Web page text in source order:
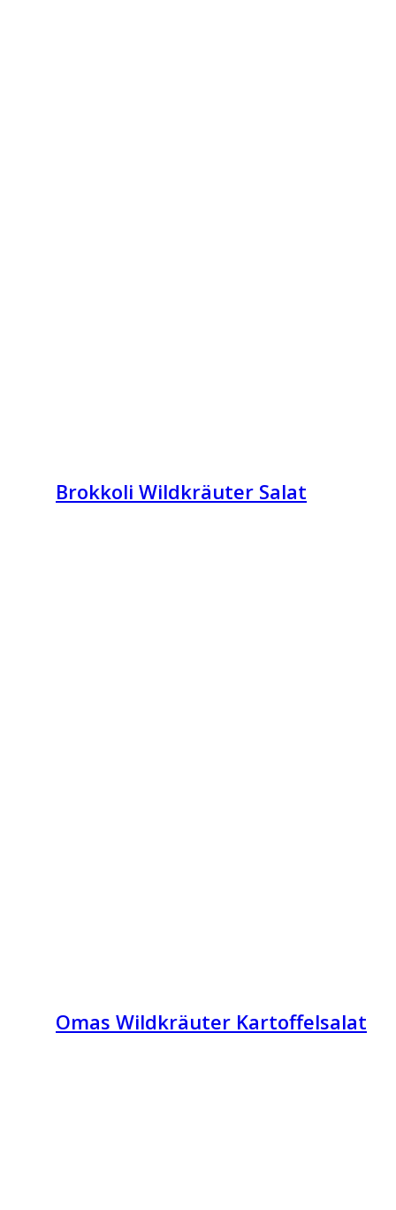
Brokkoli Wildkräuter Salat
Omas Wildkräuter Kartoffelsalat